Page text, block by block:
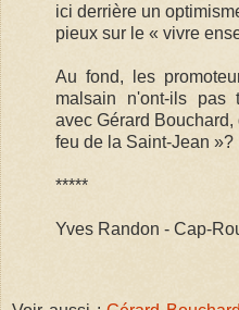
ici derrière un
pieux sur le « vivre
Au fond, les
malsain n'ont-ils pas
avec Gérard
feu de la Saint-Jean »?
*****
Yves Randon - Cap-